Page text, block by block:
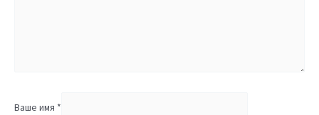
Ваше имя *